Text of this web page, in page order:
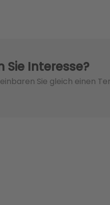
Sie Interesse?
Sie gleich einen